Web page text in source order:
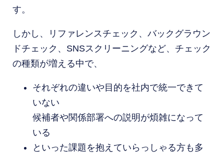
す。
しかし、リファレンスチェック、バックグラウン
ドチェック、SNSスクリーニングなど、チェック
の種類が増える中で、
それぞれの違いや目的を社内で統一できて
いない
候補者や関係部署への説明が煩雑になって
いる
といった課題を抱えていらっしゃる方も多